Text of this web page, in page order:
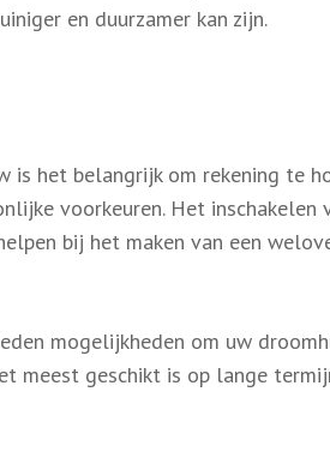
en duurzamer kan zijn.
is het belangrijk om rekening te
voorkeuren. Het inschakelen
bij het maken van een
mogelijkheden om uw
meest geschikt is op lange